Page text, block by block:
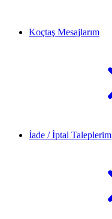
Koçtaş Mesajlarım
İade / İptal Taleplerim